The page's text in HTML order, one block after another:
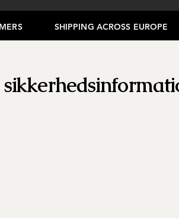
SHIPPING ACROSS